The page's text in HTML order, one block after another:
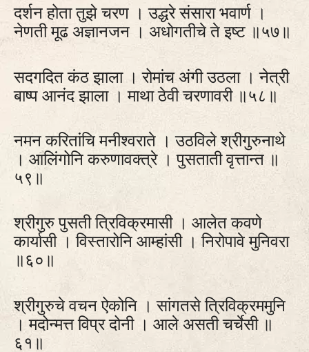
दर्शन होता तुझे चरण । उद्धरे संसारा भवार्ण ।
नेणती मूढ अज्ञानजन । अधोगतीचे ते इष्ट ॥५७॥
सद‌गदित कंठ झाला । रोमांच अंगी उठला । नेत्री
बाष्प आनंद झाला । माथा ठेवी चरणावरी ॥५८॥
नमन करितांचि मनीश्वराते । उठविले श्रीगुरुनाथे
। आलिंगोनि करुणावक्त्रे । पुसताती वृत्तान्त ॥
५९॥
श्रीगुरु पुसती त्रिविक्रमासी । आलेत कवणे
कार्यासी । विस्तारोनि आम्हांसी । निरोपावे मुनिवरा
॥६०॥
श्रीगुरुचे वचन ऐकोनि । सांगतसे त्रिविक्रममुनि
। मदोन्मत्त विप्र दोनी । आले असती चर्चेसी ॥
६१॥